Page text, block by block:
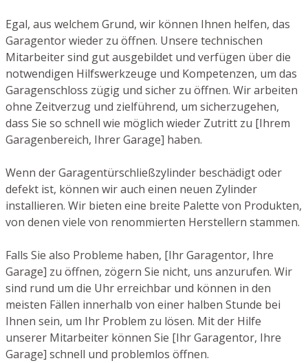
Egal, aus welchem Grund, wir können Ihnen helfen, das
Garagentor wieder zu öffnen. Unsere technischen
Mitarbeiter sind gut ausgebildet und verfügen über die
notwendigen Hilfswerkzeuge und Kompetenzen, um das
Garagenschloss zügig und sicher zu öffnen. Wir arbeiten
ohne Zeitverzug und zielführend, um sicherzugehen,
dass Sie so schnell wie möglich wieder Zutritt zu [Ihrem
Garagenbereich, Ihrer Garage] haben.
Wenn der Garagentürschließzylinder beschädigt oder
defekt ist, können wir auch einen neuen Zylinder
installieren. Wir bieten eine breite Palette von Produkten,
von denen viele von renommierten Herstellern stammen.
Falls Sie also Probleme haben, [Ihr Garagentor, Ihre
Garage] zu öffnen, zögern Sie nicht, uns anzurufen. Wir
sind rund um die Uhr erreichbar und können in den
meisten Fällen innerhalb von einer halben Stunde bei
Ihnen sein, um Ihr Problem zu lösen. Mit der Hilfe
unserer Mitarbeiter können Sie [Ihr Garagentor, Ihre
Garage] schnell und problemlos öffnen.